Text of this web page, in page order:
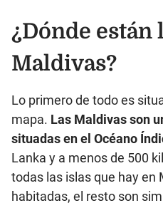
¿Dónde están
Maldivas?
Lo primero de todo es
mapa. Las Maldivas son
situadas en el Océano
Lanka y a menos de 500
todas las islas que hay en
habitadas, el resto son